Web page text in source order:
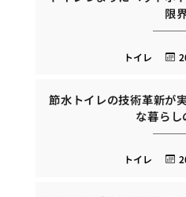
限
トイレ
節水トイレの技術革新が
な暮らし
トイレ